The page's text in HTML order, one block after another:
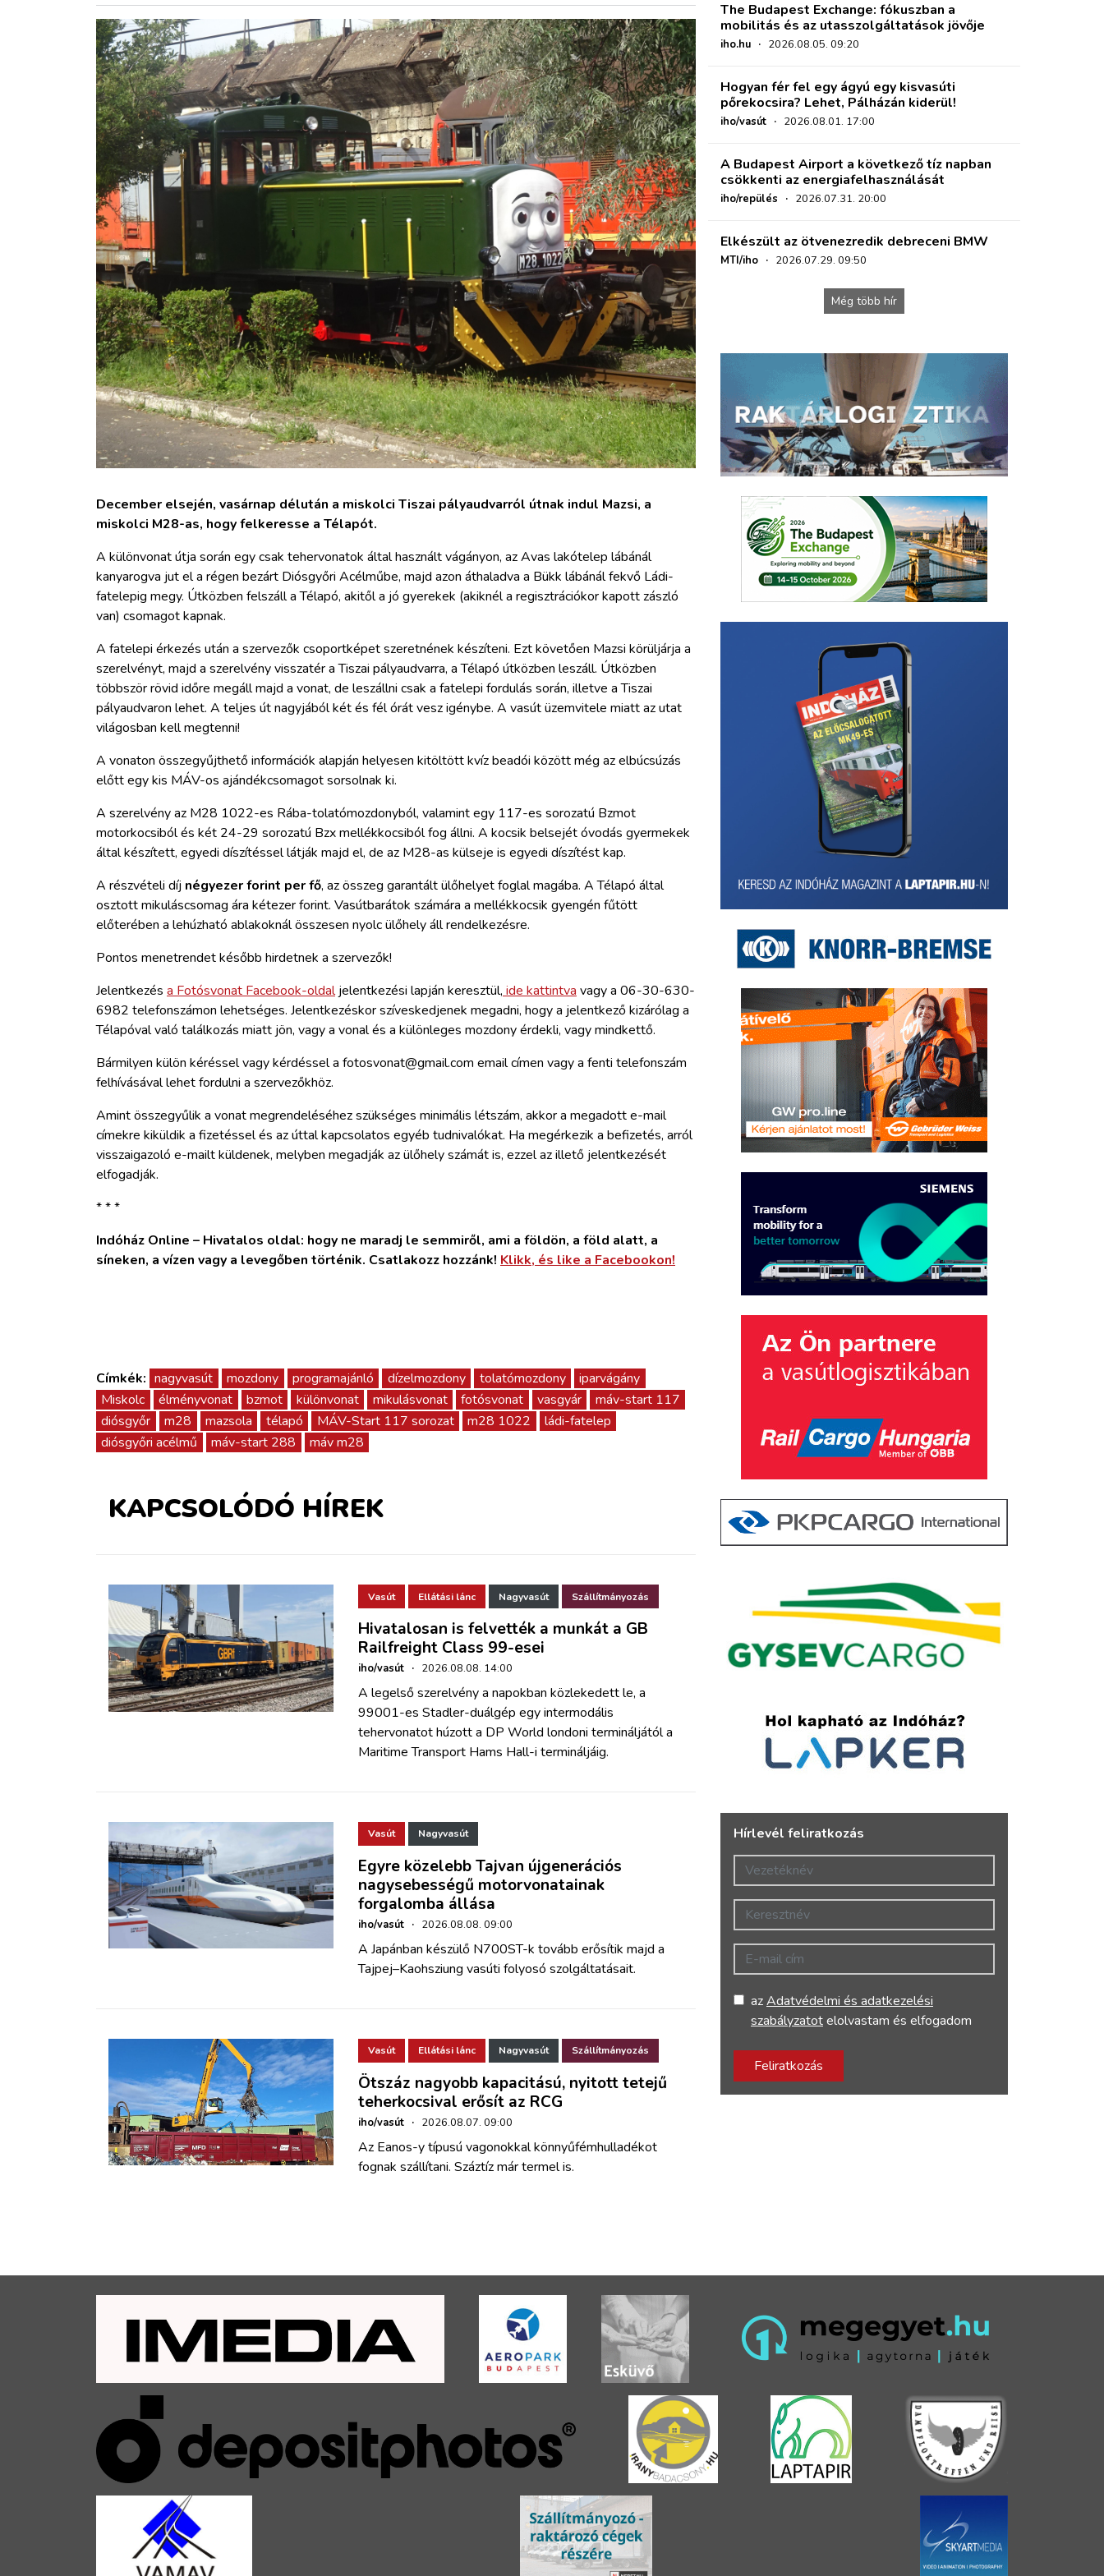
HAJÓZÁS
ARCHÍVUM
WEBSHOP
BELÉPÉS
REGISZTRÁCIÓ
December elsején, vasárnap délután a miskolci Tiszai pályaudvarról útnak indul Mazsi, a
miskolci M28-as, hogy felkeresse a Télapót.
A különvonat útja során egy csak tehervonatok által használt vágányon, az Avas lakótelep lábánál
kanyarogva jut el a régen bezárt Diósgyőri Acélműbe, majd azon áthaladva a Bükk lábánál fekvő Ládi-
fatelepig megy. Útközben felszáll a Télapó, akitől a jó gyerekek (akiknél a regisztrációkor kapott zászló
van) csomagot kapnak.
A fatelepi érkezés után a szervezők csoportképet szeretnének készíteni. Ezt követően Mazsi körüljárja a
szerelvényt, majd a szerelvény visszatér a Tiszai pályaudvarra, a Télapó útközben leszáll. Útközben
többször rövid időre megáll majd a vonat, de leszállni csak a fatelepi fordulás során, illetve a Tiszai
pályaudvaron lehet. A teljes út nagyjából két és fél órát vesz igénybe. A vasút üzemvitele miatt az utat
világosban kell megtenni!
A vonaton összegyűjthető információk alapján helyesen kitöltött kvíz beadói között még az elbúcsúzás
előtt egy kis MÁV-os ajándékcsomagot sorsolnak ki.
A szerelvény az M28 1022-es Rába-tolatómozdonyból, valamint egy 117-es sorozatú Bzmot
motorkocsiból és két 24-29 sorozatú Bzx mellékkocsiból fog állni. A kocsik belsejét óvodás gyermekek
által készített, egyedi díszítéssel látják majd el, de az M28-as külseje is egyedi díszítést kap.
A részvételi díj négyezer forint per fő, az összeg garantált ülőhelyet foglal magába. A Télapó által
osztott mikuláscsomag ára kétezer forint. Vasútbarátok számára a mellékkocsik gyengén fűtött
előterében a lehúzható ablakoknál összesen nyolc ülőhely áll rendelkezésre.
Pontos menetrendet később hirdetnek a szervezők!
Jelentkezés a Fotósvonat Facebook-oldaljelentkezési lapján keresztül, ide kattintva vagy a 06-30-630-
6982 telefonszámon lehetséges. Jelentkezéskor szíveskedjenek megadni, hogy a jelentkező kizárólag a
Télapóval való találkozás miatt jön, vagy a vonal és a különleges mozdony érdekli, vagy mindkettő.
Bármilyen külön kéréssel vagy kérdéssel a fotosvonat@gmail.com email címen vagy a fenti telefonszám
felhívásával lehet fordulni a szervezőkhöz.
Amint összegyűlik a vonat megrendeléséhez szükséges minimális létszám, akkor a megadott e-mail
címekre kiküldik a fizetéssel és az úttal kapcsolatos egyéb tudnivalókat. Ha megérkezik a befizetés, arról
visszaigazoló e-mailt küldenek, melyben megadják az ülőhely számát is, ezzel az illető jelentkezését
elfogadják.
* * *
Indóház Online – Hivatalos oldal: hogy ne maradj le semmiről, ami a földön, a föld alatt, a
síneken, a vízen vagy a levegőben történik. Csatlakozz hozzánk! Klikk, és like a Facebookon!
Címkék: nagyvasút mozdony programajánló dízelmozdony tolatómozdony
iparvágány
Miskolc
élményvonat bzmot különvonat mikulásvonat fotósvonat vasgyár
máv-start 117
diósgyőr
m28 mazsola télapó MÁV-Start 117 sorozat m28 1022
ládi-fatelep
diósgyőri acélmű
máv-start 288 máv m28
KAPCSOLÓDÓ HÍREK
Vasút Ellátási lánc Nagyvasút Szállítmányozás
Hivatalosan is felvették a munkát a GB
Railfreight Class 99-esei
iho/vasút · 2026.08.08. 14:00
A legelső szerelvény a napokban közlekedett le, a
99001-es Stadler-duálgép egy intermodális
tehervonatot húzott a DP World londoni termináljától a
Maritime Transport Hams Hall-i termináljáig.
Vasút Nagyvasút
Egyre közelebb Tajvan újgenerációs
nagysebességű motorvonatainak
forgalomba állása
iho/vasút · 2026.08.08. 09:00
A Japánban készülő N700ST-k tovább erősítik majd a
Tajpej–Kaohsziung vasúti folyosó szolgáltatásait.
Vasút Ellátási lánc Nagyvasút Szállítmányozás
Ötszáz nagyobb kapacitású, nyitott tetejű
teherkocsival erősít az RCG
iho/vasút · 2026.08.07. 09:00
Az Eanos-y típusú vagonokkal könnyűfémhulladékot
fognak szállítani. Száztíz már termel is.
The Budapest Exchange: fókuszban a
mobilitás és az utasszolgáltatások jövője
iho.hu · 2026.08.05. 09:20
Hogyan fér fel egy ágyú egy kisvasúti
pőrekocsira? Lehet, Pálházán kiderül!
iho/vasút · 2026.08.01. 17:00
A Budapest Airport a következő tíz napban
csökkenti az energiafelhasználását
iho/repülés · 2026.07.31. 20:00
Elkészült az ötvenezredik debreceni BMW
MTI/iho · 2026.07.29. 09:50
Még több hír
Hírlevél feliratkozás
Vezetéknév
Keresztnév
E-mail cím
azAdatvédelmi és adatkezelési
szabályzatotelolvastam és elfogadom
Feliratkozás